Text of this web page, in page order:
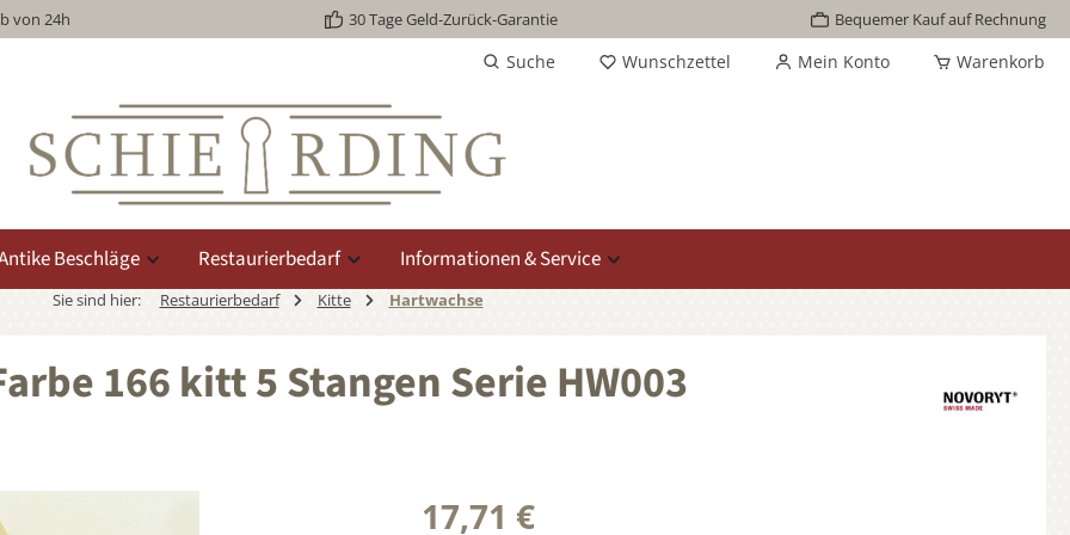
von 24h 30 Tage Geld-Zurück-Garantie Bequemer Kauf auf Rechnung
Suche Wunschzettel Mein Konto Warenkorb
Beschläge Restaurierbedarf Informationen & Service
Sie sind hier: Restaurierbedarf Kitte Hartwachse
166 kitt 5 Stangen Serie HW003
17,71 €